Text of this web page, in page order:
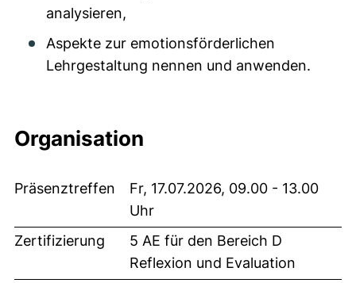
analysieren,
Aspekte zur emotionsförderlichen
Lehrgestaltung nennen und anwenden.
Organisation
Präsenztreffen
Fr, 17.07.2026, 09.00 - 13.00
Uhr
Zertifizierung
5 AE für den Bereich D
Reflexion und Evaluation